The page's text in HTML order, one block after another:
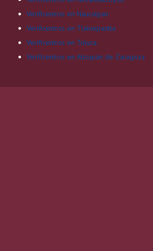
Verificentros en Naucalpan
Verificentros en Tlalnepantla
Verificentros en Toluca
Verificentros en Atizapán de Zaragoza